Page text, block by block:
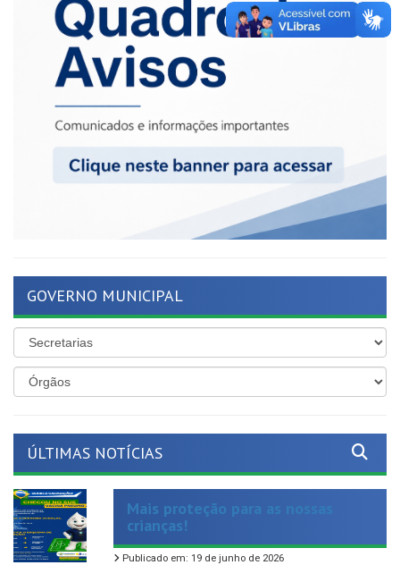
Mais proteção para as nossas
crianças!
Publicado em: 19 de junho de 2026